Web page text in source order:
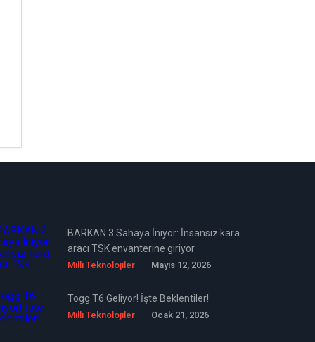
BARKAN 3 Sahaya İniyor: İnsansız kara
aracı TSK envanterine giriyor
Milli Teknolojiler Mayıs 12, 2026
Togg T6 Geliyor! İşte Beklentiler!
Milli Teknolojiler Ocak 21, 2026